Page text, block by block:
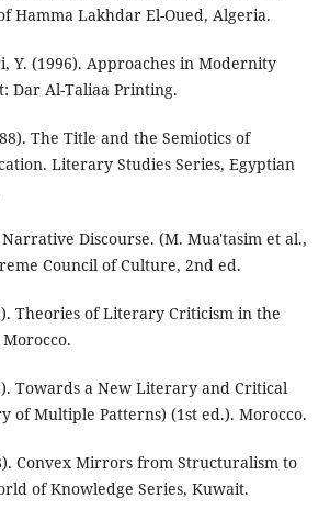
Hamma Lakhdar El-Oued, Algeria.
Y. (1996). Approaches in Modernity
Dar Al-Taliaa Printing.
The Title and the Semiotics of
Literary Studies Series, Egyptian
Discourse. (M. Mua'tasim et al.,
Council of Culture, 2nd ed.
Theories of Literary Criticism in the
Towards a New Literary and Critical
of Multiple Patterns) (1st ed.). Morocco.
Convex Mirrors from Structuralism to
of Knowledge Series, Kuwait.